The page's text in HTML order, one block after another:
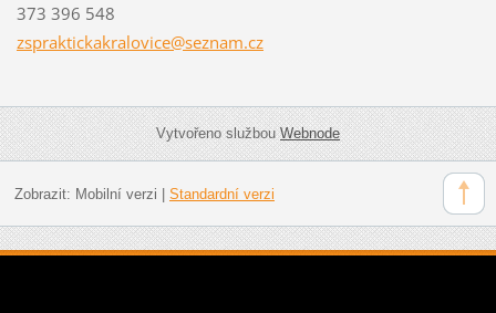
373 396 548
zspraktickakralovice@seznam.cz
Vytvořeno službouWebnode
Zobrazit: Mobilní verzi Standardní verzi